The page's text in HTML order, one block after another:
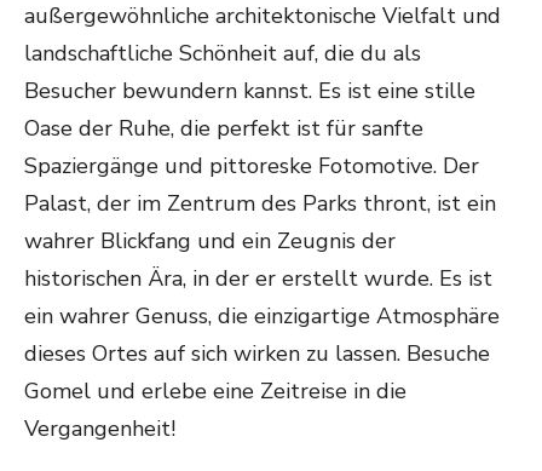
außergewöhnliche architektonische Vielfalt und
landschaftliche Schönheit auf, die du als
Besucher bewundern kannst. Es ist eine stille
Oase der Ruhe, die perfekt ist für sanfte
Spaziergänge und pittoreske Fotomotive. Der
Palast, der im Zentrum des Parks thront, ist ein
wahrer Blickfang und ein Zeugnis der
historischen Ära, in der er erstellt wurde. Es ist
ein wahrer Genuss, die einzigartige Atmosphäre
dieses Ortes auf sich wirken zu lassen. Besuche
Gomel und erlebe eine Zeitreise in die
Vergangenheit!